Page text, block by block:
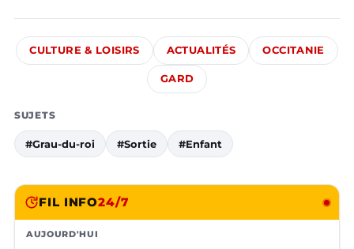
CULTURE & LOISIRS ACTUALITÉS OCCITANIE
GARD
SUJETS
#Grau-du-roi #Sortie #Enfant
FIL INFO24/7
AUJOURD'HUI